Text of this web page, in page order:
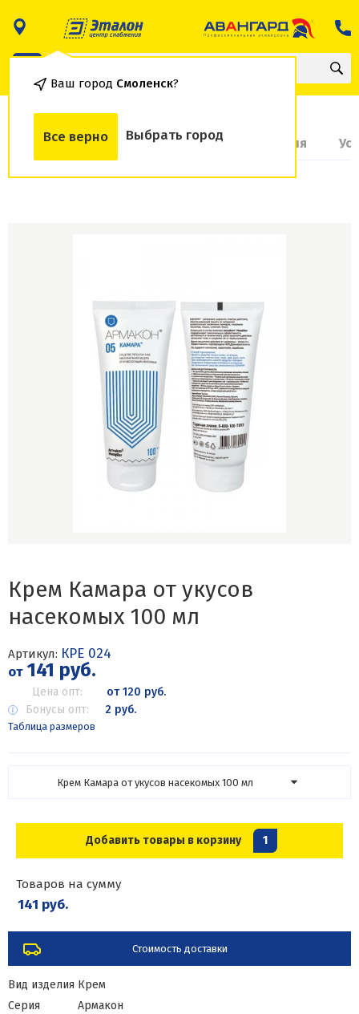
Ваш город Смоленск?
Все верно Выбрать город
О товаре Доставка и оплата Гарантия
Крем Камара от укусов
насекомых 100 мл
Артикул: КРЕ 024
от141 руб.
Цена опт:
от 120 руб.
Бонусы опт:
2 руб.
Таблица размеров
Крем Камара от укусов насекомых 100 мл
Добавить товары в корзину 1
Товаров на сумму
141 руб.
Стоимость доставки
Вид изделия Крем
Серия
Армакон